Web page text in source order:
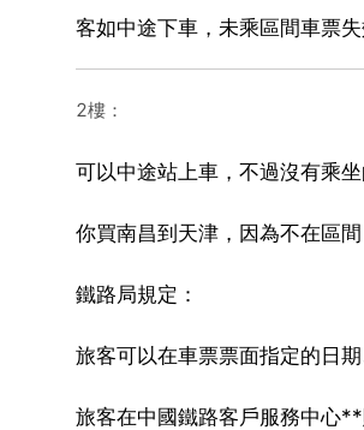
客如中途下車，未乘區間車票
2樓：
可以中途站上車，不過沒有乘坐
你買南昌到天津，因為不在區
鐵路局規定：
旅客可以在車票票面指定的日
旅客在中國鐵路客戶服務中心